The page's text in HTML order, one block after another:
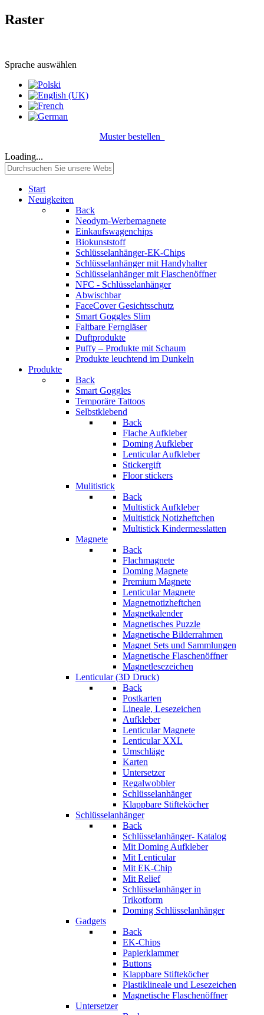
Raster
Sprache auswählen
Muster bestellen
Loading...
Start
Neuigkeiten
Back
Neodym-Werbemagnete
Einkaufswagenchips
Biokunststoff
Schlüsselanhänger-EK-Chips
Schlüsselanhänger mit Handyhalter
Schlüsselanhänger mit Flaschenöffner
NFC - Schlüsselanhänger
Abwischbar
FaceCover Gesichtsschutz
Smart Goggles Slim
Faltbare Ferngläser
Duftprodukte
Puffy – Produkte mit Schaum
Produkte leuchtend im Dunkeln
Produkte
Back
Smart Goggles
Temporäre Tattoos
Selbstklebend
Back
Flache Aufkleber
Doming Aufkleber
Lenticular Aufkleber
Stickergift
Floor stickers
Mulitistick
Back
Multistick Aufkleber
Multistick Notizheftchen
Multistick Kindermesslatten
Magnete
Back
Flachmagnete
Doming Magnete
Premium Magnete
Lenticular Magnete
Magnetnotizheftchen
Magnetkalender
Magnetisches Puzzle
Magnetische Bilderrahmen
Magnet Sets und Sammlungen
Magnetische Flaschenöffner
Magnetlesezeichen
Lenticular (3D Druck)
Back
Postkarten
Lineale, Lesezeichen
Aufkleber
Lenticular Magnete
Lenticular XXL
Umschläge
Karten
Untersetzer
Regalwobbler
Schlüsselanhänger
Klappbare Stifteköcher
Schlüsselanhänger
Back
Schlüsselanhänger- Katalog
Mit Doming Aufkleber
Mit Lenticular
Mit EK-Chip
Mit Relief
Schlüsselanhänger in
Trikotform
Doming Schlüsselanhänger
Gadgets
Back
EK-Chips
Papierklammer
Buttons
Klappbare Stifteköcher
Plastiklineale und Lesezeichen
Magnetische Flaschenöffner
Untersetzer